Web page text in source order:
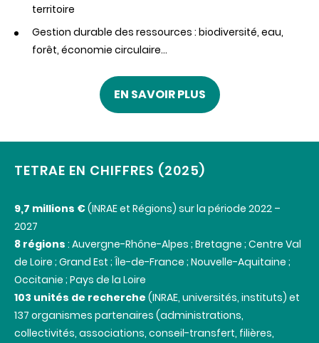
territoire
Gestion durable des ressources : biodiversité, eau,
forêt, économie circulaire…
EN SAVOIR PLUS
TETRAE EN CHIFFRES (2025)
9,7 millions €(INRAE et Régions) sur la période 2022 –
2027
8 régions : Auvergne-Rhône-Alpes ; Bretagne ; Centre Val
de Loire ; Grand Est ; Île-de-France ; Nouvelle-Aquitaine ;
Occitanie ; Pays de la Loire
103 unités de recherche (INRAE, universités, instituts) et
137 organismes partenaires (administrations,
collectivités, associations, conseil-transfert, filières,